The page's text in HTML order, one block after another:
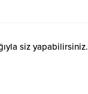
siz yapabilirsiniz.